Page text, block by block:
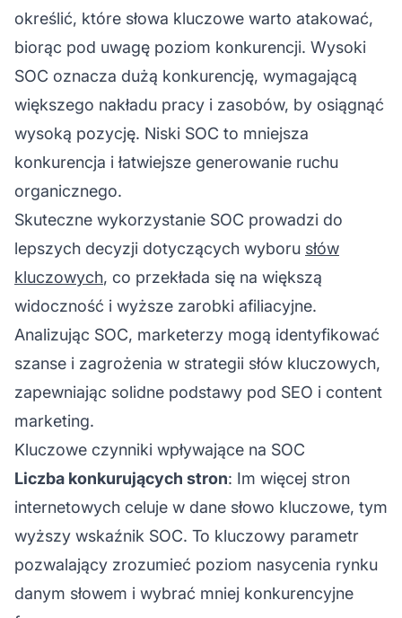
określić, które słowa kluczowe warto atakować,
biorąc pod uwagę poziom konkurencji. Wysoki
SOC oznacza dużą konkurencję, wymagającą
większego nakładu pracy i zasobów, by osiągnąć
wysoką pozycję. Niski SOC to mniejsza
konkurencja i łatwiejsze generowanie ruchu
organicznego.
Skuteczne wykorzystanie SOC prowadzi do
lepszych decyzji dotyczących wyboru słów
kluczowych, co przekłada się na większą
widoczność i wyższe zarobki afiliacyjne.
Analizując SOC, marketerzy mogą identyfikować
szanse i zagrożenia w strategii słów kluczowych,
zapewniając solidne podstawy pod SEO i content
marketing.
Kluczowe czynniki wpływające na SOC
Liczba konkurujących stron: Im więcej stron
internetowych celuje w dane słowo kluczowe, tym
wyższy wskaźnik SOC. To kluczowy parametr
pozwalający zrozumieć poziom nasycenia rynku
danym słowem i wybrać mniej konkurencyjne